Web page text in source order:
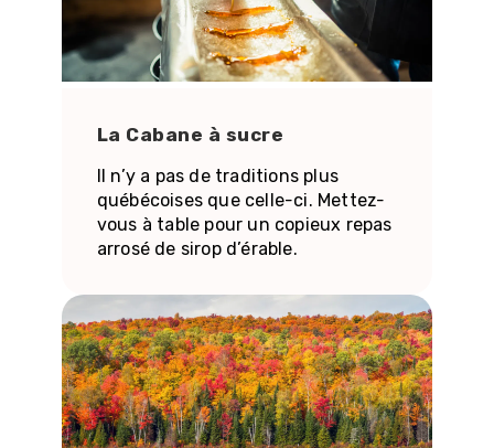
La Cabane à sucre
Il n’y a pas de traditions plus
québécoises que celle-ci. Mettez-
vous à table pour un copieux repas
arrosé de sirop d’érable.